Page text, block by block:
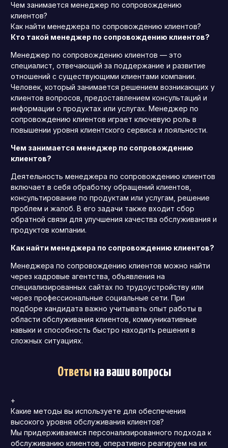
Чем занимается менеджер по сопровождению
клиентов?
Как найти менеджера по сопровождению клиентов?
Кто такой менеджер по сопровождению клиентов?
Менеджер по сопровождению клиентов — это
специалист, отвечающий за поддержание и развитие
отношений с существующими клиентами компании.
Человек, который занимается решением возникающих у
клиентов вопросов, предоставлением консультаций и
информации о продуктах или услугах. Менеджер по
сопровождению клиентов играет ключевую роль в
повышении уровня клиентского сервиса и лояльности.
Чем занимается менеджер по сопровождению
клиентов?
Деятельность менеджера по сопровождению клиентов
включает в себя обработку обращений клиентов,
консультирование по продуктам или услугам, решение
проблем и жалоб. В его задачи также входит сбор
обратной связи для улучшения качества обслуживания и
продуктов компании.
Как найти менеджера по сопровождению клиентов?
Менеджера по сопровождению клиентов можно найти
через кадровые агентства, объявления на
специализированных сайтах по трудоустройству или
через профессиональные социальные сети. При
подборе кандидата важно учитывать опыт работы в
области обслуживания клиентов, коммуникативные
навыки и способность быстро находить решения в
сложных ситуациях.
Ответына ваши вопросы
+
Какие методы вы используете для обеспечения
высокого уровня обслуживания клиентов?
Мы придерживаемся персонализированного подхода к
обслуживанию клиентов, оперативно реагируем на их